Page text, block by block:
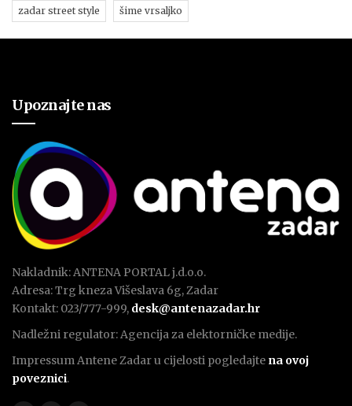
zadar street style šime vrsaljko
Upoznajte nas
Nakladnik: ANTENA PORTAL j.d.o.o.
Adresa: Trg kneza Višeslava 6g, Zadar
Kontakt: 023/777-999, desk@antenazadar.hr
Nadležni regulator: Agencija za elektorničke medije.
Impressum Antene Zadar u cijelosti pogledajte na ovoj
poveznici.